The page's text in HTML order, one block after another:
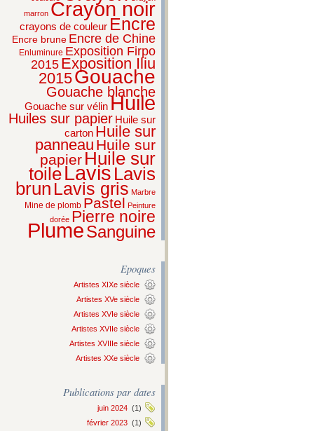
marron Crayon noir
crayons de couleur Encre
Encre brune Encre de Chine
Enluminure Exposition Firpo
2015 Exposition Iliu
2015Gouache
Gouache blanche
Gouache sur vélinHuile
Huiles sur papier Huile sur
carton Huile sur
panneau Huile sur
papier Huile sur
toileLavis Lavis
brun Lavis gris Marbre
Mine de plomb Pastel Peinture
dorée Pierre noire
PlumeSanguine
Epoques
Artistes XIXe siècle
Artistes XVe siècle
Artistes XVIe siècle
Artistes XVIIe siècle
Artistes XVIIIe siècle
Artistes XXe siècle
Publications par dates
juin 2024 (1)
février 2023 (1)